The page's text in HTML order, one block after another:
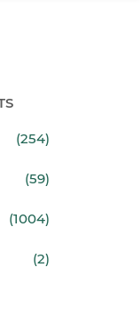
(254)
(59)
(1004)
(2)